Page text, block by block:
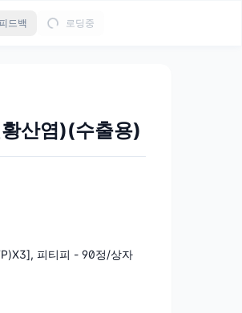
드백 로딩중
산염)(수출용)
피티피 - 90정/상자